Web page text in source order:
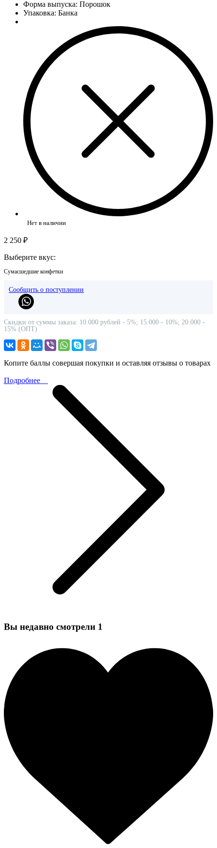
Форма выпуска: Порошок
Упаковка: Банка
Нет в наличии
2 250 ₽
Выберите вкус:
Сумасшедшие конфетки
Сообщить о поступлении
Скидки от суммы заказа: 10.000 рублей - 5%; 15.000 - 10%; 20.000 -
15% (ОПТ)
Копите баллы совершая покупки и оставляя отзывы о товарах
Подробнее
Вы недавно смотрели 1